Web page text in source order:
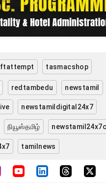
tasmacshop
redtambedu newstamil
newstamildigital24x7
நியூஸ்தமிழ்
tamilnews